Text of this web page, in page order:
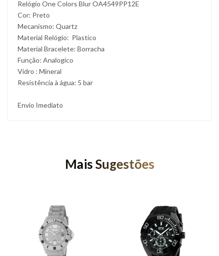
Relógio One Colors Blur OA4549PP12E
Cor: Preto
Mecanismo: Quartz
Material Relógio: Plastico
Material Bracelete: Borracha
Função: Analogico
Vidro : Mineral
Resistência à água: 5 bar
Envio Imediato
Mais Sugestões